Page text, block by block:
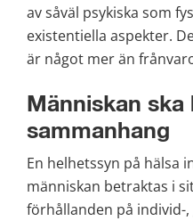
av såväl psykiska som
existentiella aspekter.
är något mer än
Människan
sammanhang
En helhetssyn på hälsa
människan betraktas i
förhållanden på individ-